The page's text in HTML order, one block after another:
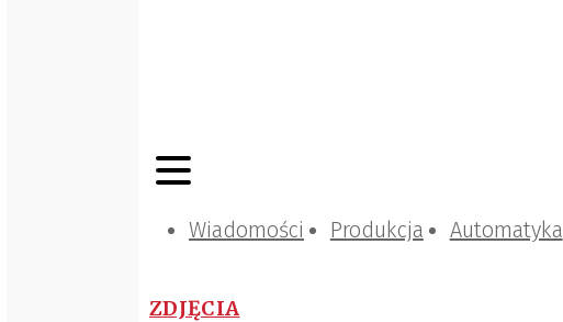
Wiadomości Produkcja Automatyka
ZDJĘCIA